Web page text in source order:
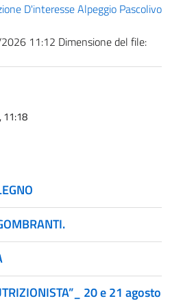
D'interesse Alpeggio Pascolivo
11:12 Dimensione del file:
20 e 21 agosto